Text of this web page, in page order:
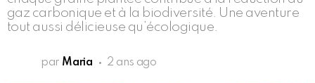
gaz carbonique et à la biodiversité. Une aventure
tout aussi délicieuse qu’écologique.
par Maria 2 ans ago